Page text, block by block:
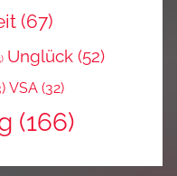
(67)
Unglück (52)
VSA (32)
(166)